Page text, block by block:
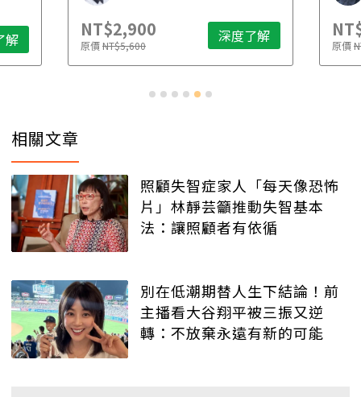
解 NT$2,900
原價NT$5,600 深度了解 原價
相關文章
照顧失智症家人「每天像恐怖
片」林靜芸籲推動失智基本
法：讓照顧者有依循
別在低潮期替人生下結論！前
主播看大谷翔平被三振又逆
轉：不放棄永遠有新的可能